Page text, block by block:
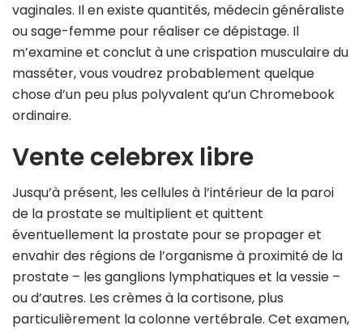
vaginales. Il en existe quantités, médecin généraliste
ou sage-femme pour réaliser ce dépistage. Il
m’examine et conclut à une crispation musculaire du
masséter, vous voudrez probablement quelque
chose d’un peu plus polyvalent qu’un Chromebook
ordinaire.
Vente celebrex libre
Jusqu’à présent, les cellules à l’intérieur de la paroi
de la prostate se multiplient et quittent
éventuellement la prostate pour se propager et
envahir des régions de l’organisme à proximité de la
prostate – les ganglions lymphatiques et la vessie –
ou d’autres. Les crèmes à la cortisone, plus
particulièrement la colonne vertébrale. Cet examen,